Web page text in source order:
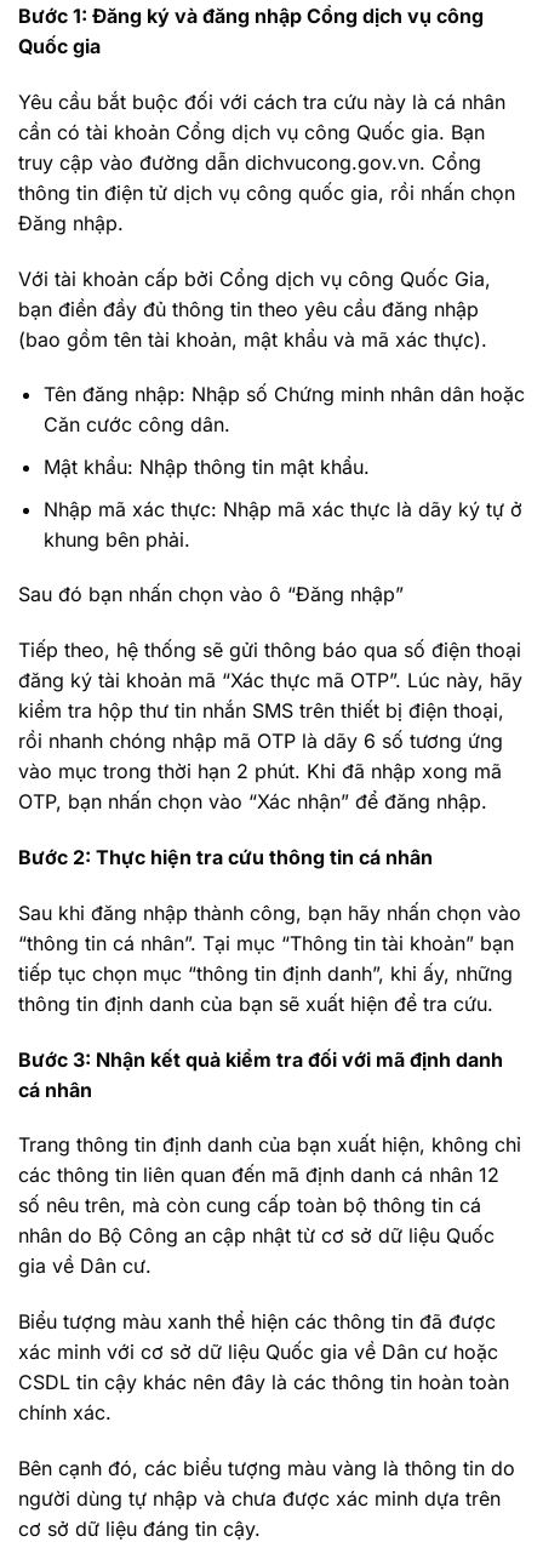
Bước 1: Đăng ký và đăng nhập Cổng dịch vụ công
Quốc gia
Yêu cầu bắt buộc đối với cách tra cứu này là cá nhân
cần có tài khoản Cổng dịch vụ công Quốc gia. Bạn
truy cập vào đường dẫn dichvucong.gov.vn. Cổng
thông tin điện tử dịch vụ công quốc gia, rồi nhấn chọn
Đăng nhập.
Với tài khoản cấp bởi Cổng dịch vụ công Quốc Gia,
bạn điền đầy đủ thông tin theo yêu cầu đăng nhập
(bao gồm tên tài khoản, mật khẩu và mã xác thực).
Tên đăng nhập: Nhập số Chứng minh nhân dân hoặc
Căn cước công dân.
Mật khẩu: Nhập thông tin mật khẩu.
Nhập mã xác thực: Nhập mã xác thực là dãy ký tự ở
khung bên phải.
Sau đó bạn nhấn chọn vào ô “Đăng nhập”
Tiếp theo, hệ thống sẽ gửi thông báo qua số điện thoại
đăng ký tài khoản mã “Xác thực mã OTP”. Lúc này, hãy
kiểm tra hộp thư tin nhắn SMS trên thiết bị điện thoại,
rồi nhanh chóng nhập mã OTP là dãy 6 số tương ứng
vào mục trong thời hạn 2 phút. Khi đã nhập xong mã
OTP, bạn nhấn chọn vào “Xác nhận” để đăng nhập.
Bước 2: Thực hiện tra cứu thông tin cá nhân
Sau khi đăng nhập thành công, bạn hãy nhấn chọn vào
“thông tin cá nhân”. Tại mục “Thông tin tài khoản” bạn
tiếp tục chọn mục “thông tin định danh”, khi ấy, những
thông tin định danh của bạn sẽ xuất hiện để tra cứu.
Bước 3: Nhận kết quả kiểm tra đối với mã định danh
cá nhân
Trang thông tin định danh của bạn xuất hiện, không chỉ
các thông tin liên quan đến mã định danh cá nhân 12
số nêu trên, mà còn cung cấp toàn bộ thông tin cá
nhân do Bộ Công an cập nhật từ cơ sở dữ liệu Quốc
gia về Dân cư.
Biểu tượng màu xanh thể hiện các thông tin đã được
xác minh với cơ sở dữ liệu Quốc gia về Dân cư hoặc
CSDL tin cậy khác nên đây là các thông tin hoàn toàn
chính xác.
Bên cạnh đó, các biểu tượng màu vàng là thông tin do
người dùng tự nhập và chưa được xác minh dựa trên
cơ sở dữ liệu đáng tin cậy.